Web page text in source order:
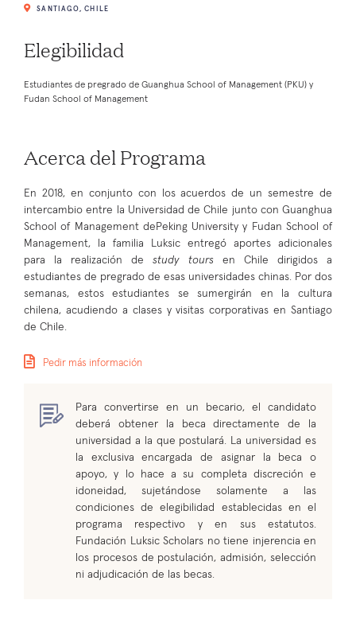
SANTIAGO, CHILE
Elegibilidad
Estudiantes de pregrado de Guanghua School of Management (PKU) y
Fudan School of Management
Acerca del Programa
En 2018, en conjunto con los acuerdos de un semestre de
intercambio entre la Universidad de Chile junto con Guanghua
School of Management dePeking University y Fudan School of
Management, la familia Luksic entregó aportes adicionales
para la realización destudy tours en Chile dirigidos a
estudiantes de pregrado de esas universidades chinas. Por dos
semanas, estos estudiantes se sumergirán en la cultura
chilena, acudiendo a clases y visitas corporativas en Santiago
de Chile.
Pedir más información
Para convertirse en un becario, el candidato
deberá obtener la beca directamente de la
universidad a la que postulará. La universidad es
la exclusiva encargada de asignar la beca o
apoyo, y lo hace a su completa discreción e
idoneidad, sujetándose solamente a las
condiciones de elegibilidad establecidas en el
programa respectivo y en sus estatutos.
Fundación Luksic Scholars no tiene injerencia en
los procesos de postulación, admisión, selección
ni adjudicación de las becas.